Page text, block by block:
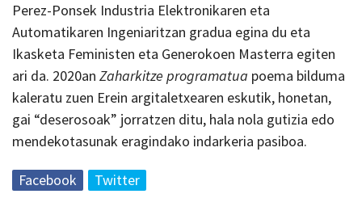
Perez-Ponsek Industria Elektronikaren eta
Automatikaren Ingeniaritzan gradua egina du eta
Ikasketa Feministen eta Generokoen Masterra egiten
ari da. 2020an Zaharkitze programatua poema bilduma
kaleratu zuen Erein argitaletxearen eskutik, honetan,
gai “deserosoak” jorratzen ditu, hala nola gutizia edo
mendekotasunak eragindako indarkeria pasiboa.
Facebook Twitter